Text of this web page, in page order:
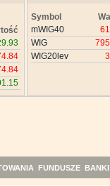
Symbol
mWIG40
WIG
WIG20lev
FUNDUSZE BANKI